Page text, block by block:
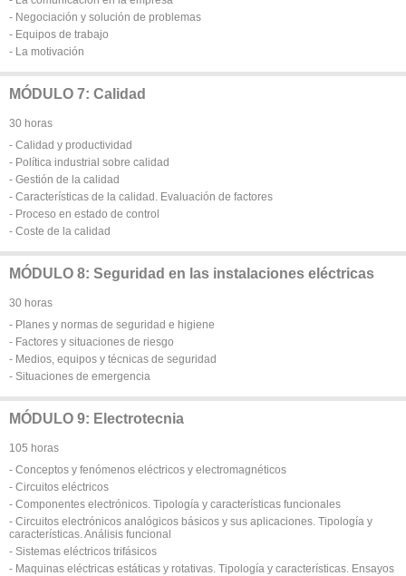
- Negociación y solución de problemas
- Equipos de trabajo
- La motivación
MÓDULO 7: Calidad
30 horas
- Calidad y productividad
- Política industrial sobre calidad
- Gestión de la calidad
- Características de la calidad. Evaluación de factores
- Proceso en estado de control
- Coste de la calidad
MÓDULO 8: Seguridad en las instalaciones eléctricas
30 horas
- Planes y normas de seguridad e higiene
- Factores y situaciones de riesgo
- Medios, equipos y técnicas de seguridad
- Situaciones de emergencia
MÓDULO 9: Electrotecnia
105 horas
- Conceptos y fenómenos eléctricos y electromagnéticos
- Circuitos eléctricos
- Componentes electrónicos. Tipología y características funcionales
- Circuitos electrónicos analógicos básicos y sus aplicaciones. Tipología y
características. Análisis funcional
- Sistemas eléctricos trifásicos
- Maquinas eléctricas estáticas y rotativas. Tipología y características. Ensayos